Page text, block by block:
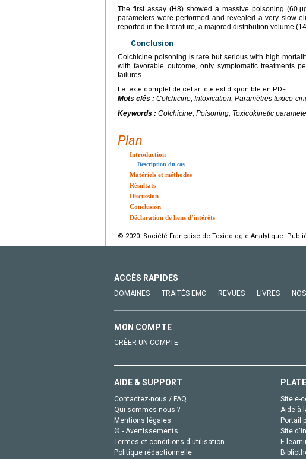
The first assay (H8) showed a massive poisoning (60
parameters were performed and revealed a very slow
reported in the literature, a majored distribution volume
Conclusion
Colchicine poisoning is rare but serious with high
with favorable outcome, only symptomatic treatments
failures.
Le texte complet de cet article est disponible en PDF.
Mots clés : Colchicine, Intoxication, Paramètres toxico-
Keywords : Colchicine, Poisoning, Toxicokinetic
Plan
Introduction
Description du cas
Matériels et méthodes
Résultats
Discussion
Conclusion
Déclaration de liens d’intérêts
© 2020 Société Française de Toxicologie Analytique.
ACCÈS RAPIDES
DOMAINES TRAITÉS EMC REVUES LIVRES
MON COMPTE
CRÉER UN COMPTE
AIDE & SUPPORT
Contactez-nous / FAQ
Qui sommes-nous ?
Mentions légales
© - Avertissements
Termes et conditions d'utilisation
Politique rédactionnelle
Site e-
Aide à
Portail
Site
E-